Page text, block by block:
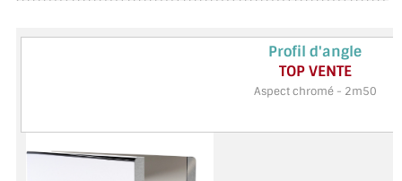
MIROIR VIEILLI
MIROIR POUR PORTE
Profil d'angle
TOP VENTE
Aspect chromé - 2m50